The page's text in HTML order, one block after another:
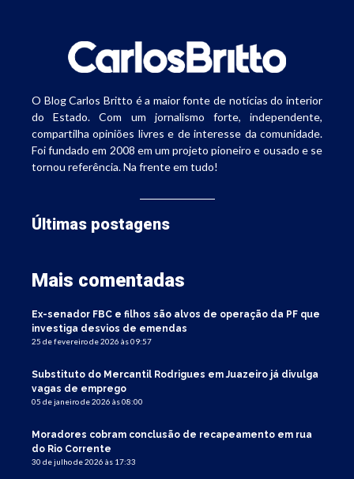
O Blog Carlos Britto é a maior fonte de notícias do interior
do Estado. Com um jornalismo forte, independente,
compartilha opiniões livres e de interesse da comunidade.
Foi fundado em 2008 em um projeto pioneiro e ousado e se
tornou referência. Na frente em tudo!
Últimas postagens
Mais comentadas
Ex-senador FBC e filhos são alvos de operação da PF que
investiga desvios de emendas
25 de fevereiro de 2026 às 09:57
Substituto do Mercantil Rodrigues em Juazeiro já divulga
vagas de emprego
05 de janeiro de 2026 às 08:00
Moradores cobram conclusão de recapeamento em rua
do Rio Corrente
30 de julho de 2026 às 17:33